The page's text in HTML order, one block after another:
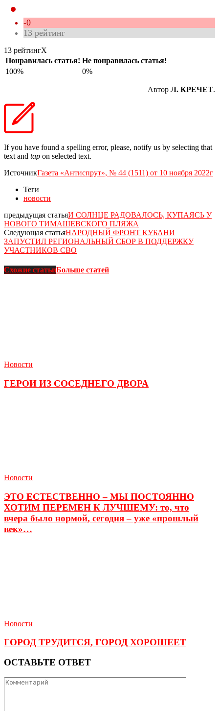
-0
13 рейтинг
13 рейтингX
Понравилась статья! Не понравилась статья!
100%
0%
Автор Л. КРЕЧЕТ.
If you have found a spelling error, please, notify us by selecting that
text and tap on selected text.
ИсточникГазета «Антиспрут», № 44 (1511) от 10 ноября 2022г
Теги
новости
предыдущая статьяИ СОЛНЦЕ РАДОВАЛОСЬ, КУПАЯСЬ У
НОВОГО ТИМАШЕВСКОГО ПЛЯЖА
Следующая статьяНАРОДНЫЙ ФРОНТ КУБАНИ
ЗАПУСТИЛ РЕГИОНАЛЬНЫЙ СБОР В ПОДДЕРЖКУ
УЧАСТНИКОВ СВО
Схожие статьиБольше статей
Новости
ГЕРОИ ИЗ СОСЕДНЕГО ДВОРА
Новости
ЭТО ЕСТЕСТВЕННО – МЫ ПОСТОЯННО
ХОТИМ ПЕРЕМЕН К ЛУЧШЕМУ: то, что
вчера было нормой, сегодня – уже «прошлый
век»…
Новости
ГОРОД ТРУДИТСЯ, ГОРОД ХОРОШЕЕТ
ОСТАВЬТЕ ОТВЕТ